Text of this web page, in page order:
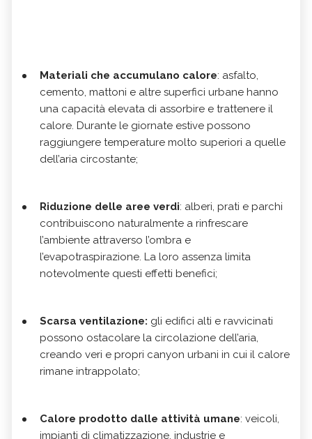
Materiali che accumulano calore: asfalto,
cemento, mattoni e altre superfici urbane hanno
una capacità elevata di assorbire e trattenere il
calore. Durante le giornate estive possono
raggiungere temperature molto superiori a quelle
dell’aria circostante;
Riduzione delle aree verdi: alberi, prati e parchi
contribuiscono naturalmente a rinfrescare
l’ambiente attraverso l’ombra e
l’evapotraspirazione. La loro assenza limita
notevolmente questi effetti benefici;
Scarsa ventilazione: gli edifici alti e ravvicinati
possono ostacolare la circolazione dell’aria,
creando veri e propri canyon urbani in cui il calore
rimane intrappolato;
Calore prodotto dalle attività umane: veicoli,
impianti di climatizzazione, industrie e